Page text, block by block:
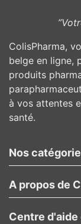
ColisPharma,
belge en ligne,
produits
à vos attentes
santé.
Nos
A propos de
Centre